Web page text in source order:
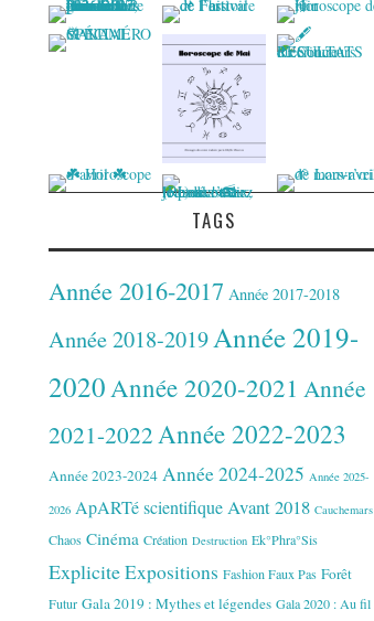
TAGS
Année 2016-2017 Année 2017-2018
Année 2018-2019Année 2019-
2020 Année 2020-2021 Année
2021-2022Année 2022-2023
Année 2023-2024 Année 2024-2025 Année 2025-
2026 ApARTé scientifiqueAvant 2018 Cauchemars
Chaos Cinéma Création Destruction Ek°Phra°Sis
ExpliciteExpositions Fashion Faux Pas Forêt
Futur Gala 2019 : Mythes et légendes Gala 2020 : Au fil